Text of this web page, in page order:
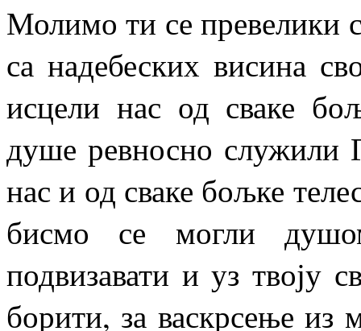
Молимо ти се превелики
са надебеских висина
исцели нас од сваке
душе ревносно служили
нас и од сваке бољке
бисмо се могли
подвизавати и уз твоју
борити, за васкрсење из